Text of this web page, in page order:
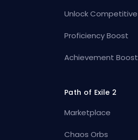
Unlock Competitive
Proficiency Boost
Achievement Boost
Path of Exile 2
Marketplace
Chaos Orbs